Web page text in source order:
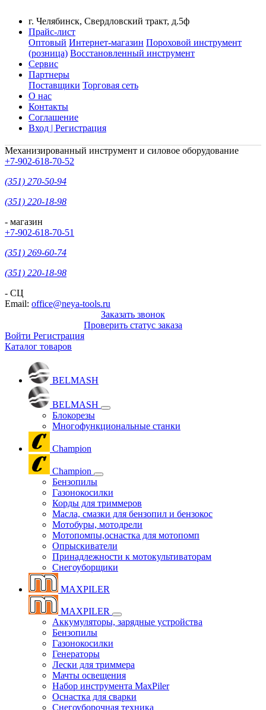
г. Челябинск, Свердловский тракт, д.5ф
Прайс-лист
Оптовый Интернет-магазин Пороховой инструмент
(розница) Восстановленный инструмент
Сервис
Партнеры
Поставщики Торговая сеть
О нас
Контакты
Соглашение
Вход | Регистрация
Механизированный инструмент и силовое оборудование
+7-902-618-70-52
(351) 270-50-94
(351) 220-18-98
- магазин
+7-902-618-70-51
(351) 269-60-74
(351) 220-18-98
- СЦ
Email: office@neya-tools.ru
Заказать звонок
Проверить статус заказа
Войти Регистрация
Каталог товаров
BELMASH
BELMASH
Блокорезы
Многофункциональные станки
Champion
Champion
Бензопилы
Газонокосилки
Корды для триммеров
Масла, смазки для бензопил и бензокос
Мотобуры, мотодрели
Мотопомпы,оснастка для мотопомп
Опрыскиватели
Принадлежности к мотокультиваторам
Снегоуборщики
MAXPILER
MAXPILER
Аккумуляторы, зарядные устройства
Бензопилы
Газонокосилки
Генераторы
Лески для триммера
Мачты освещения
Набор инструмента MaxPiler
Оснастка для сварки
Снегоуборочная техника